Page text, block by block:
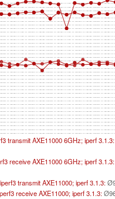
transmit AXE11000 6GHz; iperf 3.1.3:
receive AXE11000 6GHz; iperf 3.1.3:
transmit AXE11000; iperf 3.1.3:
receive AXE11000; iperf 3.1.3: